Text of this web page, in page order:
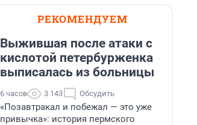
РЕКОМЕНДУЕМ
Выжившая после атаки с
кислотой петербурженка
выписалась из больницы
6 часов 3 143 Обсудить
«Позавтракал и побежал — это уже
привычка»: история пермского